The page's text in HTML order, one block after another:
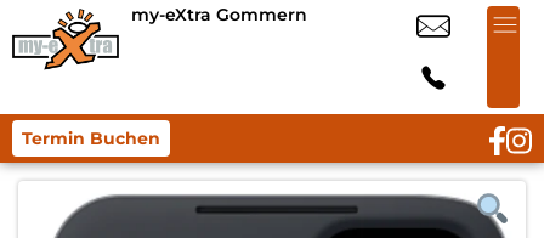
my-eXtra Gommern
Termin Buchen